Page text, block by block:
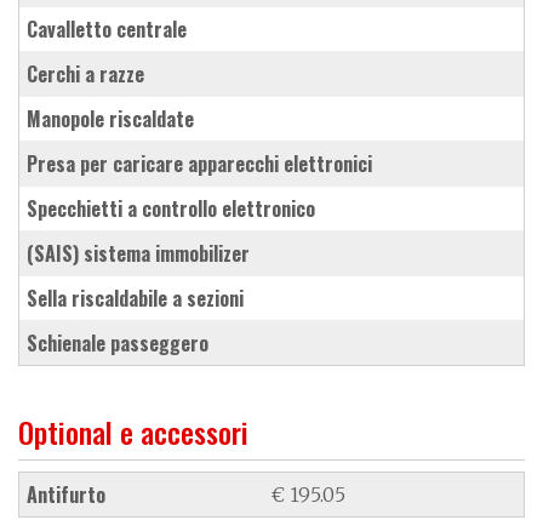
cavalletto centrale
cerchi a razze
manopole riscaldate
presa per caricare apparecchi elettronici
specchietti a controllo elettronico
(SAIS) sistema immobilizer
sella riscaldabile a sezioni
schienale passeggero
Optional e accessori
antifurto € 195.05